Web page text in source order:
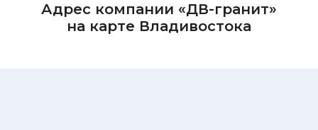
Адрес компании «ДВ-гранит»
на карте Владивостока